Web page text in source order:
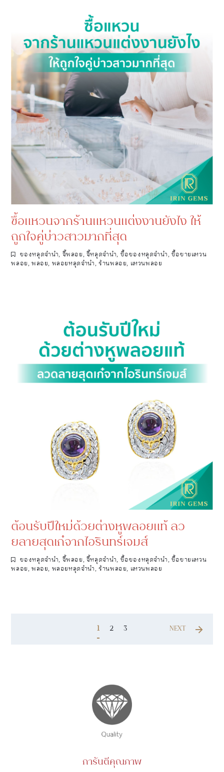
ซื้อแหวนจากร้านแหวนแต่งงานยังไง ให้
ถูกใจคู่บ่าวสาวมากที่สุด
ของหลุดจำนำ, จี้พลอย, จี้หลุดจำนำ, ซื้อของหลุดจำนำ, ซื้อขายแหวน
พลอย, พลอย, พลอยหลุดจำนำ,ร้านพลอย, แหวนพลอย
ต้อนรับปีใหม่ด้วยต่างหูพลอยแท้ ลว
ยลายสุดเก๋จากไอรินทร์เจมส์
ของหลุดจำนำ, จี้พลอย, จี้หลุดจำนำ, ซื้อของหลุดจำนำ, ซื้อขายแหวน
พลอย, พลอย, พลอยหลุดจำนำ,ร้านพลอย, แหวนพลอย
1 2 3 NEXT
การันตีคุณภาพ